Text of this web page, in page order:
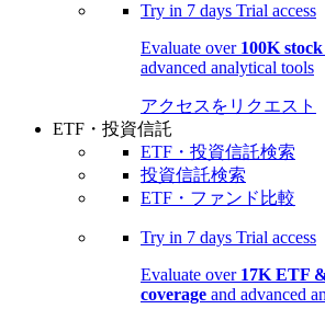
Try in 7 days Trial access
Evaluate over 100K
advanced analytical tools
アクセスをリクエスト
ETF・投資信託
ETF・投資信託検索
投資信託検索
ETF・ファンド比較
Try in 7 days Trial access
Evaluate over 17K ETF
coverage and advanced